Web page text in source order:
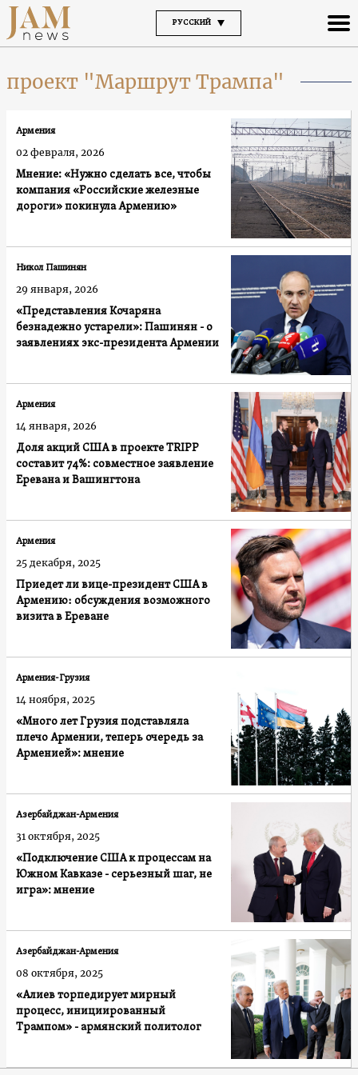
РУССКИЙ
проект "Маршрут Трампа"
Мнение: «Нужно сделать все, чтобы
компания «Российские железные
дороги» покинула Армению»
Армения
02 февраля, 2026
«Представления Кочаряна
безнадежно устарели»: Пашинян - о
заявлениях экс-президента Армении
Никол Пашинян
29 января, 2026
Доля акций США в проекте TRIPP
составит 74%: совместное заявление
Еревана и Вашингтона
Армения
14 января, 2026
Приедет ли вице-президент США в
Армению։ обсуждения возможного
визита в Ереване
Армения
25 декабря, 2025
«Много лет Грузия подставляла
плечо Армении, теперь очередь за
Арменией»: мнение
Армения-Грузия
14 ноября, 2025
«Подключение США к процессам на
Южном Кавказе - серьезный шаг, не
игра»: мнение
Азербайджан-Армения
31 октября, 2025
«Алиев торпедирует мирный
процесс, инициированный
Трампом» - армянский политолог
Азербайджан-Армения
08 октября, 2025